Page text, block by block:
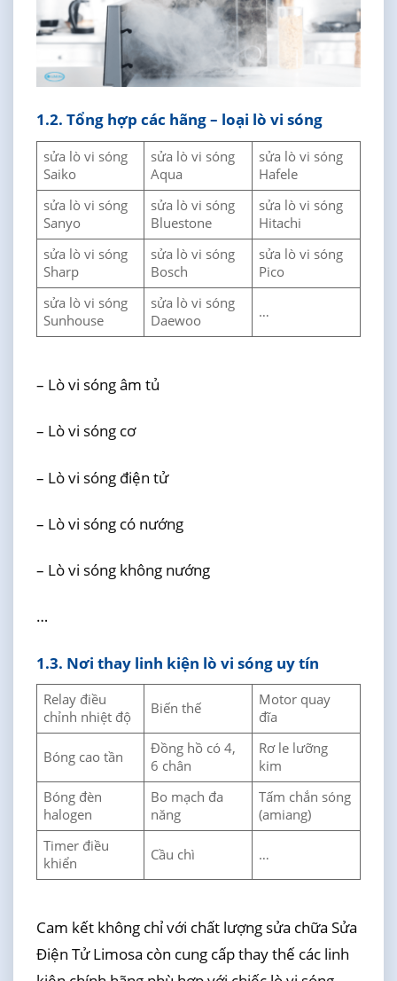
1.2. Tổng hợp các hãng – loại lò vi sóng
sửa lò vi sóng
Saiko
sửa lò vi sóng
Aqua
sửa lò vi sóng
Hafele
sửa lò vi sóng
Sanyo
sửa lò vi sóng
Bluestone
sửa lò vi sóng
Hitachi
sửa lò vi sóng
Sharp
sửa lò vi sóng
Bosch
sửa lò vi sóng
Pico
sửa lò vi sóng
Sunhouse
sửa lò vi sóng
Daewoo
…
– Lò vi sóng âm tủ
– Lò vi sóng cơ
– Lò vi sóng điện tử
– Lò vi sóng có nướng
– Lò vi sóng không nướng
…
1.3. Nơi thay linh kiện lò vi sóng uy tín
Relay điều
chỉnh nhiệt độ
Biến thế
Motor quay
đĩa
Bóng cao tần
Đồng hồ có 4,
6 chân
Rơ le lưỡng
kim
Bóng đèn
halogen
Bo mạch đa
năng
Tấm chắn sóng
(amiang)
Timer điều
khiển
Cầu chì …
Cam kết không chỉ với chất lượng sửa chữa Sửa
Điện Tử Limosa còn cung cấp thay thế các linh